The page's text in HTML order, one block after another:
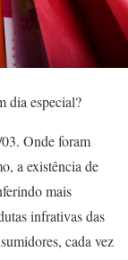
dia especial?
Onde foram
a existência de
mais
infrativas das
cada vez